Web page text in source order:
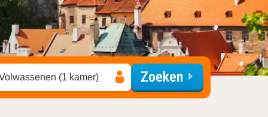
(1 kamer) Zoeken